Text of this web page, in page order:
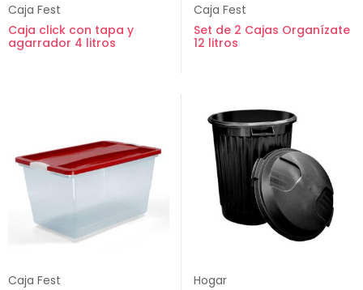
Caja Fest
Caja click con tapa y
agarrador 4 litros
Caja Fest
Set de 2 Cajas Organízate
12 litros
Caja Fest
Hogar